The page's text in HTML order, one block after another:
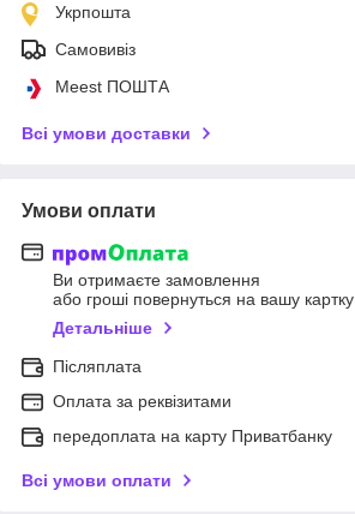
Укрпошта
Самовивіз
Meest ПОШТА
Всі умови доставки
Умови оплати
Ви отримаєте замовлення
або гроші повернуться на вашу картку
Детальніше
Післяплата
Оплата за реквізитами
передоплата на карту Приватбанку
Всі умови оплати